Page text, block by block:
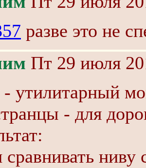
разве это не
Пт 29 июля
- утилитарный
- для
сравнивать ниву